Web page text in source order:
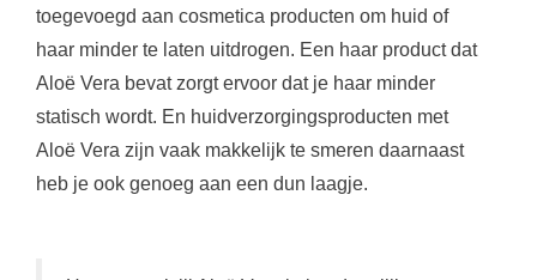
toegevoegd aan cosmetica producten om huid of
haar minder te laten uitdrogen. Een haar product dat
Aloë Vera bevat zorgt ervoor dat je haar minder
statisch wordt. En huidverzorgingsproducten met
Aloë Vera zijn vaak makkelijk te smeren daarnaast
heb je ook genoeg aan een dun laagje.